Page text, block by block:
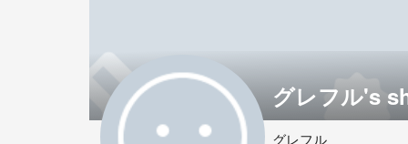
グレフル's
グレフル